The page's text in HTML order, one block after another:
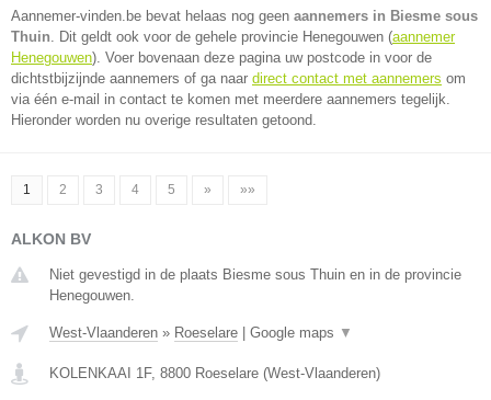
Aannemer-vinden.be bevat helaas nog geen aannemers in Biesme sous
Thuin. Dit geldt ook voor de gehele provincie Henegouwen (aannemer
Henegouwen). Voer bovenaan deze pagina uw postcode in voor de
dichtstbijzijnde aannemers of ga naar direct contact met aannemers om
via één e-mail in contact te komen met meerdere aannemers tegelijk.
Hieronder worden nu overige resultaten getoond.
1 2 3 4 5 » »»
ALKON BV
Niet gevestigd in de plaats Biesme sous Thuin en in de provincie
Henegouwen.
West-Vlaanderen » Roeselare Google maps ▼
KOLENKAAI 1F, 8800 Roeselare (West-Vlaanderen)